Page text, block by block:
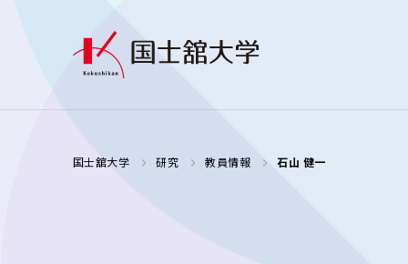
国士舘大学 研究 教員情報 石山 健一